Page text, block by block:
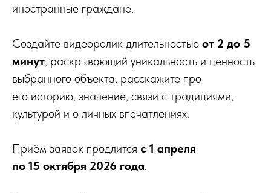
иностранные граждане.
Создайте видеоролик длительностью от 2 до 5
минут, раскрывающий уникальность и ценность
выбранного объекта, расскажите про
его историю, значение, связи с традициями,
культурой и о личных впечатлениях.
Приём заявок продлится с 1 апреля
по 15 октября 2026 года.